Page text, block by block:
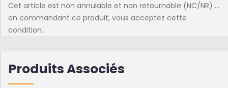
Cet article est non annulable et non retournable (NC/NR) ...
en commandant ce produit, vous acceptez cette
condition.
Produits Associés